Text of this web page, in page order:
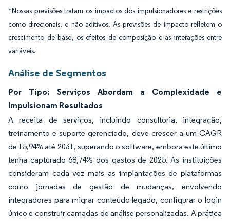
*Nossas previsões tratam os impactos dos impulsionadores e restrições
como direcionais, e não aditivos. As previsões de impacto refletem o
crescimento de base, os efeitos de composição e as interações entre
variáveis.
Análise de Segmentos
Por Tipo: Serviços Abordam a Complexidade e
Impulsionam Resultados
A receita de serviços, incluindo consultoria, integração,
treinamento e suporte gerenciado, deve crescer a um CAGR
de 15,94% até 2031, superando o software, embora este último
tenha capturado 68,74% dos gastos de 2025. As instituições
consideram cada vez mais as implantações de plataformas
como jornadas de gestão de mudanças, envolvendo
integradores para migrar conteúdo legado, configurar o login
único e construir camadas de análise personalizadas. A prática